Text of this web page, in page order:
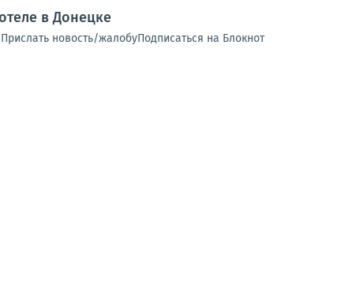
в Донецке
новость/жалобуПодписаться на Блокнот